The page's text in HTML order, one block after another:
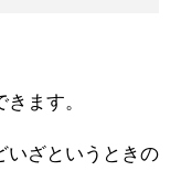
ます。
いざというときの